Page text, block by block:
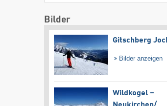
Bilder
Gitschberg
Bilder anzeigen
Wildkogel –